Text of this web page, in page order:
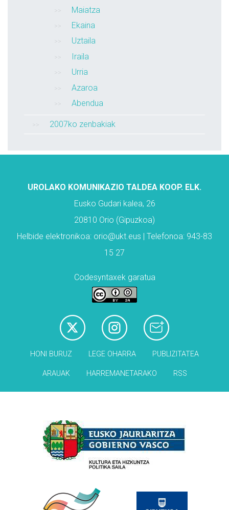
Maiatza
Ekaina
Uztaila
Iraila
Urria
Azaroa
Abendua
2007ko zenbakiak
UROLAKO KOMUNIKAZIO TALDEA KOOP. ELK.
Eusko Gudari kalea, 26
20810 Orio (Gipuzkoa)
Helbide elektronikoa: orio@ukt.eus | Telefonoa: 943-83
15 27
Codesyntaxek garatua
HONI BURUZ LEGE OHARRA PUBLIZITATEA
ARAUAK HARREMANETARAKO RSS